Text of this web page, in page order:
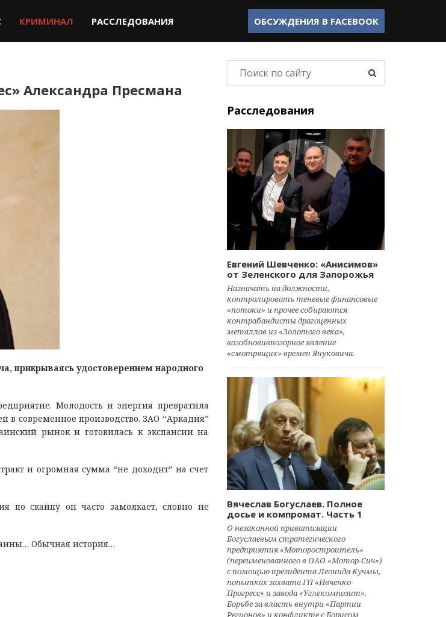
КРИМИНАЛ РАССЛЕДОВАНИЯ ОБСУЖДЕНИЯ В FACEBOOK
Александра Пресмана
прикрываясь удостоверением народного
Молодость и энергия превратила
в современное производство. ЗАО “Аркадия”
рынок и готовилась к экспансии на
и огромная сумма “не доходит” на счет
по скайпу он часто замолкает, словно не
Обычная история…
Расследования
Евгений Шевченко: «Анисимов»
от Зеленского для Запорожья
Назначать на должности,
контролировать теневые финансовые
«потоки» и прочее собираются
контрабандисты драгоценных
металлов из «Золотого века»,
возобновивпозорное явление
«смотрящих» времен Януковича.
Вячеслав Богуслаев. Полное
досье и компромат. Часть 1
О незаконной приватизации
Богуслаевым стратегического
предприятия «Моторостроитель»
(переименованного в ОАО «Мотор-Сич»)
с помощью президента Леонида Кучмы,
попытках захвата ГП «Ивченко-
Прогресс» и завода «Углекомпозит».
Борьбе за власть внутри «Партии
Регионов» и конфликте с Борисом